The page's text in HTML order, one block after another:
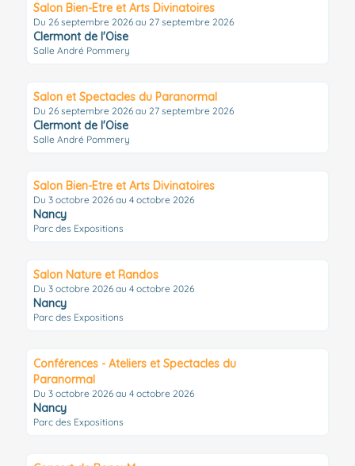
Salon Bien-Etre et Arts Divinatoires
Du 26 septembre 2026 au 27 septembre 2026
Clermont de l'Oise
Salle André Pommery
Salon et Spectacles du Paranormal
Du 26 septembre 2026 au 27 septembre 2026
Clermont de l'Oise
Salle André Pommery
Salon Bien-Etre et Arts Divinatoires
Du 3 octobre 2026 au 4 octobre 2026
Nancy
Parc des Expositions
Salon Nature et Randos
Du 3 octobre 2026 au 4 octobre 2026
Nancy
Parc des Expositions
Conférences - Ateliers et Spectacles du
Paranormal
Du 3 octobre 2026 au 4 octobre 2026
Nancy
Parc des Expositions